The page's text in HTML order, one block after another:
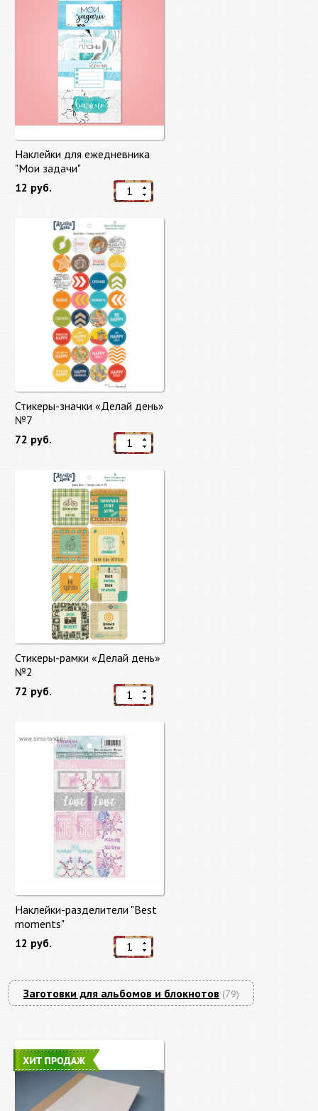
Наклейки для ежедневника
"Мои задачи"
12 руб.
Стикеры-значки «Делай день»
№7
72 руб.
Стикеры-рамки «Делай день»
№2
72 руб.
Наклейки-разделители "Best
moments"
12 руб.
Заготовки для альбомов и блокнотов (79)